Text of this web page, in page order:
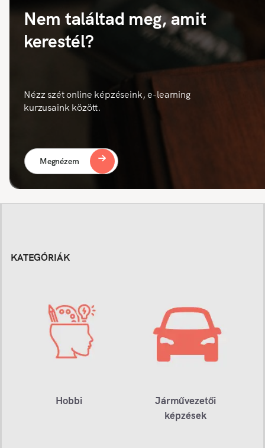
Nem találtad meg, amit
kerestél?
Nézz szét online képzéseink, e-learning
kurzusaink között.
Megnézem
KATEGÓRIÁK
Hobbi
Járművezetői
képzések